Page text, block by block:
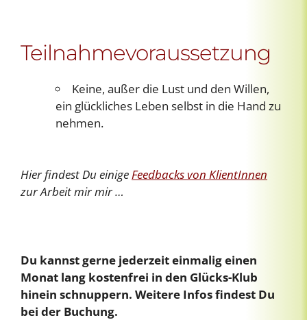
Teilnahmevoraussetzung
Keine, außer die Lust und den Willen,
ein glückliches Leben selbst in die Hand zu
nehmen.
Hier findest Du einigeFeedbacks von KlientInnen
zur Arbeit mir mir …
Du kannst gerne jederzeit einmalig einen
Monat lang kostenfrei in den Glücks-Klub
hinein schnuppern. Weitere Infos findest Du
bei der Buchung.